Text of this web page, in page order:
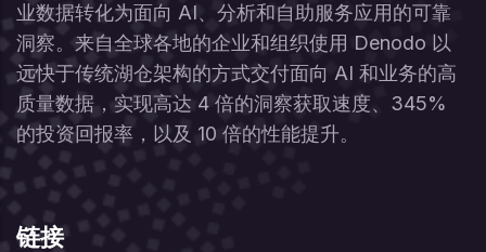
业数据转化为面向 AI、分析和自助服务应用的可靠
洞察。来自全球各地的企业和组织使用 Denodo 以
远快于传统湖仓架构的方式交付面向 AI 和业务的高
质量数据，实现高达 4 倍的洞察获取速度、345%
的投资回报率，以及 10 倍的性能提升。
链接